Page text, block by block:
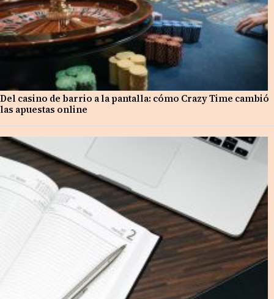
Del casino de barrio a la pantalla: cómo Crazy Time cambió
las apuestas online